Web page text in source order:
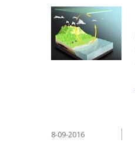
8-09-2016